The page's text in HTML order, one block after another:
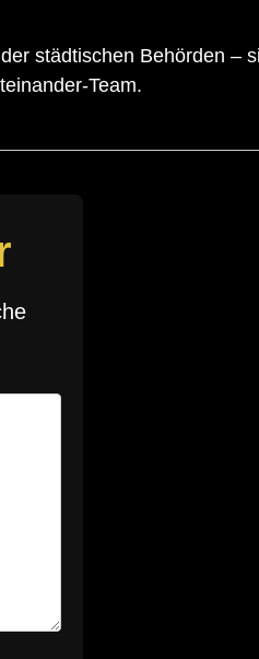
städtischen Behörden –
Team.